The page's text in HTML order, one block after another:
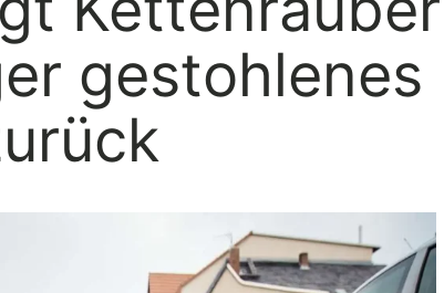
gestohlenes